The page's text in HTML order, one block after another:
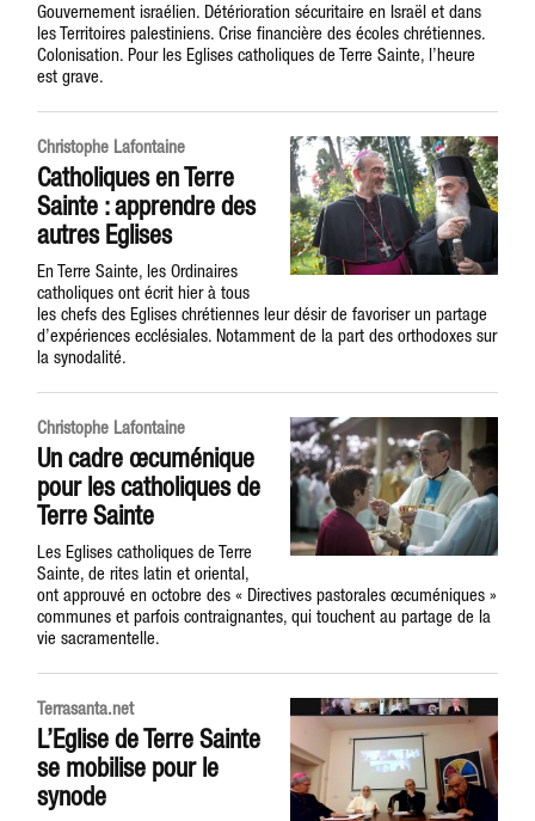
Gouvernement israélien. Détérioration sécuritaire en Israël et dans
les Territoires palestiniens. Crise financière des écoles chrétiennes.
Colonisation. Pour les Eglises catholiques de Terre Sainte, l’heure
est grave.
Christophe Lafontaine
Catholiques en Terre
Sainte : apprendre des
autres Eglises
En Terre Sainte, les Ordinaires
catholiques ont écrit hier à tous
les chefs des Eglises chrétiennes leur désir de favoriser un partage
d’expériences ecclésiales. Notamment de la part des orthodoxes sur
la synodalité.
Christophe Lafontaine
Un cadre œcuménique
pour les catholiques de
Terre Sainte
Les Eglises catholiques de Terre
Sainte, de rites latin et oriental,
ont approuvé en octobre des « Directives pastorales œcuméniques »
communes et parfois contraignantes, qui touchent au partage de la
vie sacramentelle.
Terrasanta.net
L’Eglise de Terre Sainte
se mobilise pour le
synode